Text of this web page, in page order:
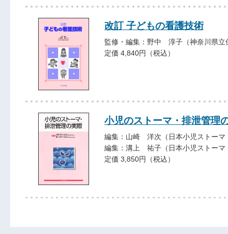
改訂 子どもの看護技術
監修・編集：野中 淳子（神奈川県立
定価 4,840円（税込）
小児のストーマ・排泄管理
編集：山崎 洋次（日本小児ストーマ
編集：溝上 祐子（日本小児ストーマ
定価 3,850円（税込）